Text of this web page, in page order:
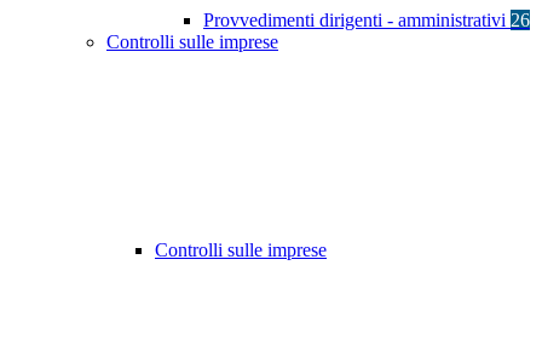
Provvedimenti dirigenti - amministrativi 26
Controlli sulle imprese
Controlli sulle imprese